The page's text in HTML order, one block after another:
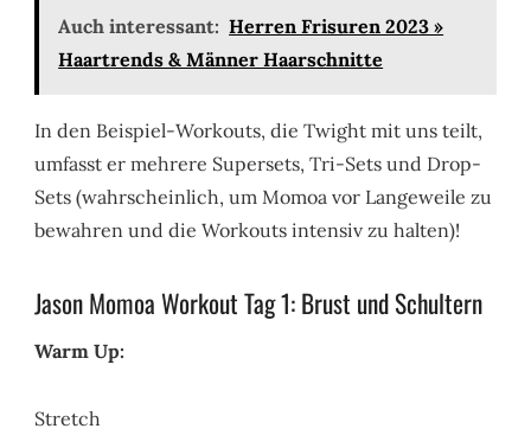
Auch interessant: Herren Frisuren 2023 »
Haartrends & Männer Haarschnitte
In den Beispiel-Workouts, die Twight mit uns teilt,
umfasst er mehrere Supersets, Tri-Sets und Drop-
Sets (wahrscheinlich, um Momoa vor Langeweile zu
bewahren und die Workouts intensiv zu halten)!
Jason Momoa Workout Tag 1: Brust und Schultern
Warm Up:
Stretch